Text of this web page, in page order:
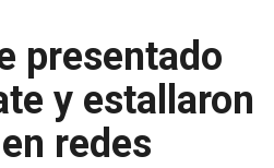
presentado
y estallaron
redes